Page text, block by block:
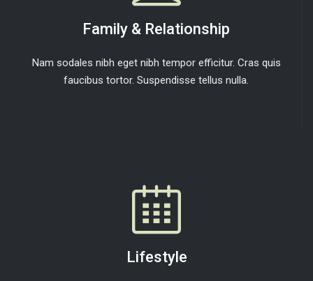
Family & Relationship
Nam sodales nibh eget nibh tempor efficitur. Cras quis
faucibus tortor. Suspendisse tellus nulla.
Lifestyle